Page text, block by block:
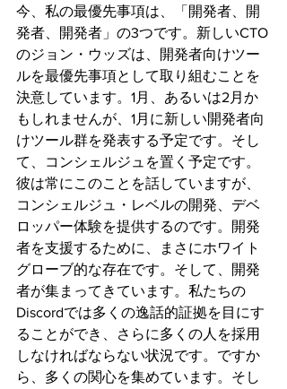
今、私の最優先事項は、「開発者、開
発者、開発者」の3つです。新しいCTO
のジョン・ウッズは、開発者向けツー
ルを最優先事項として取り組むことを
決意しています。1月、あるいは2月か
もしれませんが、1月に新しい開発者向
けツール群を発表する予定です。そし
て、コンシェルジュを置く予定です。
彼は常にこのことを話していますが、
コンシェルジュ・レベルの開発、デベ
ロッパー体験を提供するのです。開発
者を支援するために、まさにホワイト
グローブ的な存在です。そして、開発
者が集まってきています。私たちの
Discordでは多くの逸話的証拠を目にす
ることができ、さらに多くの人を採用
しなければならない状況です。ですか
ら、多くの関心を集めています。そし